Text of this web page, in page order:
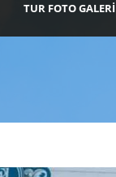
TUR FOTO GALERI